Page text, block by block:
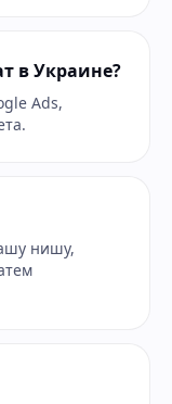
в Украине?
Ads,
нишу,